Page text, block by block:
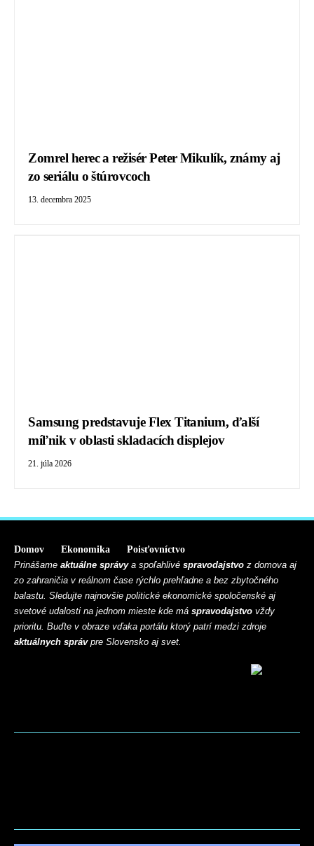
Zomrel herec a režisér Peter Mikulík, známy aj
zo seriálu o štúrovcoch
13. decembra 2025
Samsung predstavuje Flex Titanium, ďalší
míľnik v oblasti skladacích displejov
21. júla 2026
Domov Ekonomika
Poisťovníctvo
Prinášame aktuálne správya spoľahlivé spravodajstvo z domova aj
zo zahraničia v reálnom čase rýchlo prehľadne a bez zbytočného
balastu. Sledujte najnovšie politické ekonomické spoločenské aj
svetové udalosti na jednom mieste kde má spravodajstvo vždy
prioritu. Buďte v obraze vďaka portálu ktorý patrí medzi zdroje
aktuálnych správpre Slovensko aj svet.